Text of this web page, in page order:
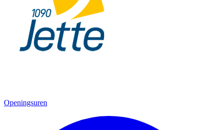
Openingsuren